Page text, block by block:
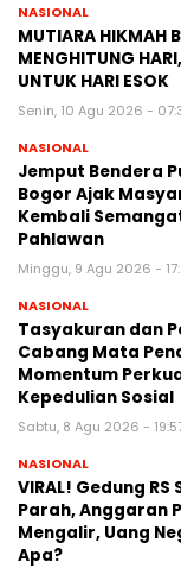
NASIONAL
MUTIARA HIKMAH
MENGHITUNG
UNTUK HARI ESOK
Senin, 10 Agu 2026 -
NASIONAL
Jemput Bendera
Bogor Ajak
Kembali
Pahlawan
Minggu, 9 Agu 2026 -
NASIONAL
Tasyakuran dan
Cabang Mata
Momentum
Kepedulian Sosial
Sabtu, 8 Agu 2026 -
NASIONAL
VIRAL! Gedung
Parah, Anggaran
Mengalir, Uang
Apa?